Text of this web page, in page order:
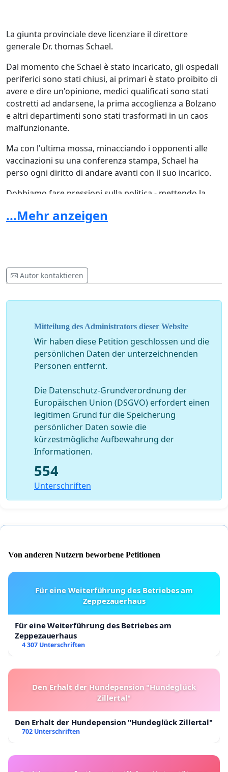
La giunta provinciale deve licenziare il direttore
generale Dr. thomas Schael.
Dal momento che Schael è stato incaricato, gli ospedali
periferici sono stati chiusi, ai primari è stato proibito di
avere e dire un'opinione, medici qualificati sono stati
costretti ad andarsene, la prima accoglienza a Bolzano
e altri departimenti sono stati trasformati in un caos
malfunzionante.
Ma con l'ultima mossa, minacciando i opponenti alle
vaccinazioni su una conferenza stampa, Schael ha
perso ogni diritto di andare avanti con il suo incarico.
Dobbiamo fare pressioni sulla politica - mettendo la
...Mehr anzeigen
Autor kontaktieren
Mitteilung des Administrators dieser Website
Wir haben diese Petition geschlossen und die
persönlichen Daten der unterzeichnenden
Personen entfernt.
Die Datenschutz-Grundverordnung der
Europäischen Union (DSGVO) erfordert einen
legitimen Grund für die Speicherung
persönlicher Daten sowie die
kürzestmögliche Aufbewahrung der
Informationen.
554
Unterschriften
Von anderen Nutzern beworbene Petitionen
Für eine Weiterführung des Betriebes am
Zeppezauerhaus
Für eine Weiterführung des Betriebes am
Zeppezauerhaus
4 307 Unterschriften
Den Erhalt der Hundepension "Hundeglück
Zillertal"
Den Erhalt der Hundepension "Hundeglück Zillertal"
702 Unterschriften